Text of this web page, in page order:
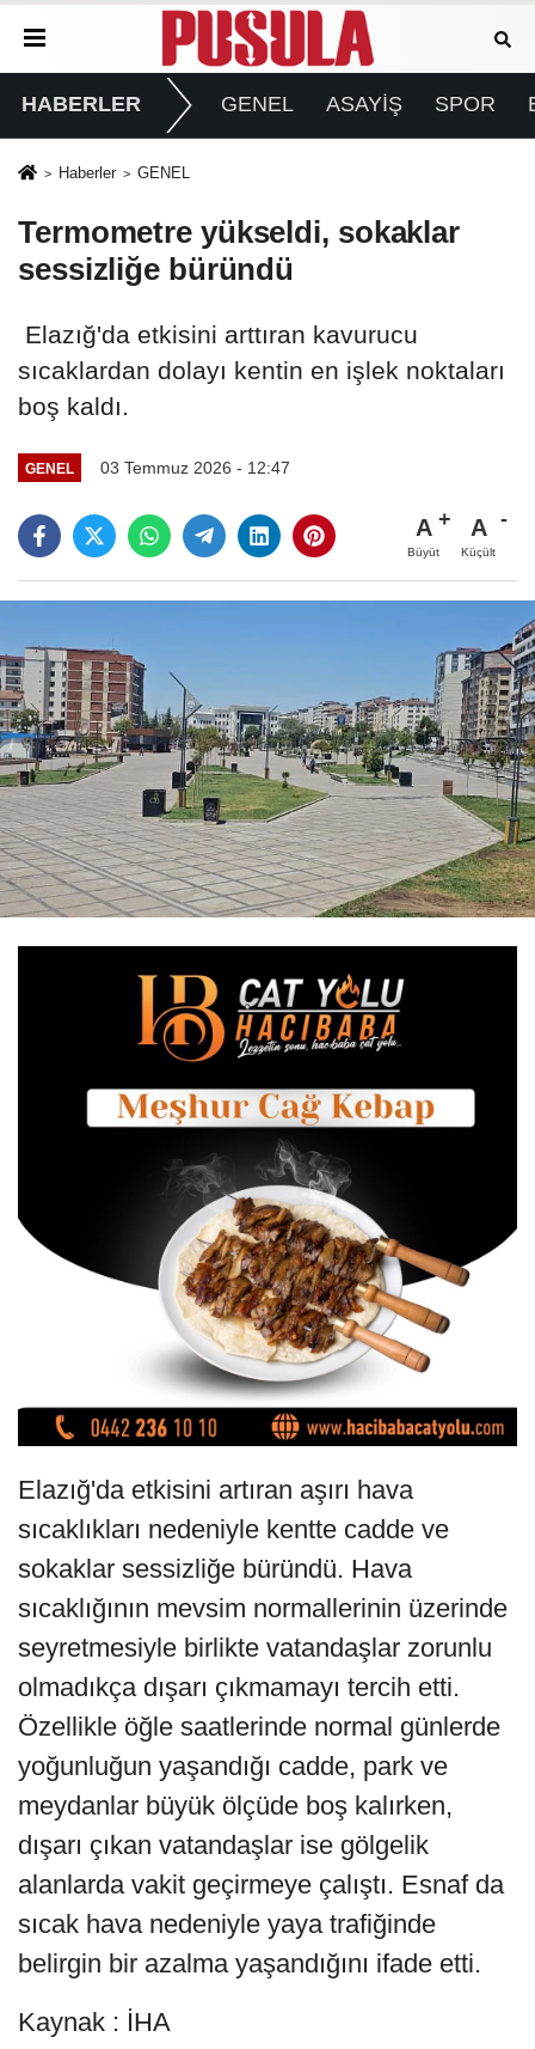
HABERLER GENEL ASAYİŞ SPOR
Haberler GENEL
Termometre yükseldi, sokaklar
sessizliğe büründü
Elazığ'da etkisini arttıran kavurucu
sıcaklardan dolayı kentin en işlek noktaları
boş kaldı.
GENEL 03 Temmuz 2026 - 12:47
A
Büyüt
A
Küçült
Elazığ'da etkisini artıran aşırı hava
sıcaklıkları nedeniyle kentte cadde ve
sokaklar sessizliğe büründü. Hava
sıcaklığının mevsim normallerinin üzerinde
seyretmesiyle birlikte vatandaşlar zorunlu
olmadıkça dışarı çıkmamayı tercih etti.
Özellikle öğle saatlerinde normal günlerde
yoğunluğun yaşandığı cadde, park ve
meydanlar büyük ölçüde boş kalırken,
dışarı çıkan vatandaşlar ise gölgelik
alanlarda vakit geçirmeye çalıştı. Esnaf da
sıcak hava nedeniyle yaya trafiğinde
belirgin bir azalma yaşandığını ifade etti.
Kaynak : İHA